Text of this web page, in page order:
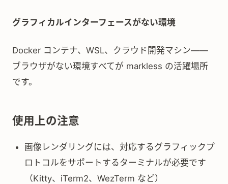
グラフィカルインターフェースがない環境
Docker コンテナ、WSL、クラウド開発マシン——
ブラウザがない環境すべてが markless の活躍場所
です。
使用上の注意
画像レンダリングには、対応するグラフィックプ
ロトコルをサポートするターミナルが必要です
（Kitty、iTerm2、WezTerm など）